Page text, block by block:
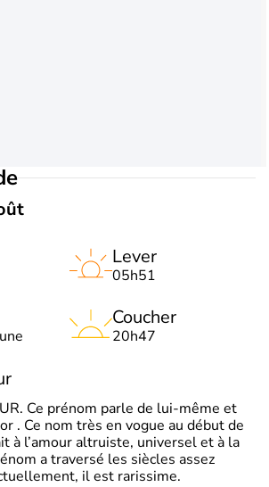
Lever
05h51
Coucher
20h47
Ce prénom parle de lui-même et
. Ce nom très en vogue au début de
à l’amour altruiste, universel et à la
a traversé les siècles assez
il est rarissime.